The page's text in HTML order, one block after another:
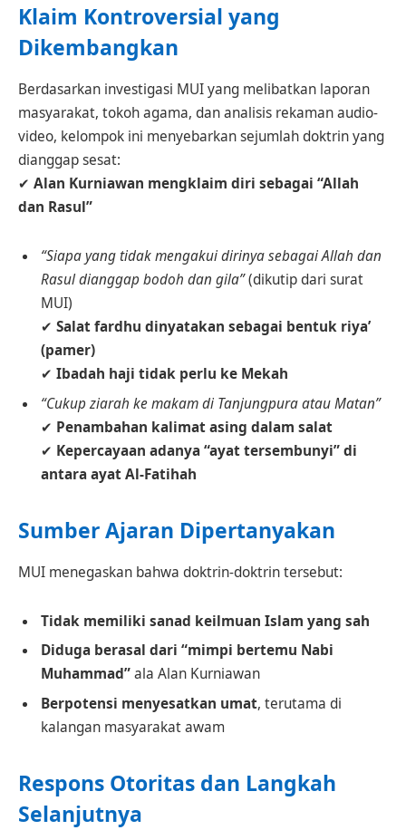
Klaim Kontroversial yang
Dikembangkan
Berdasarkan investigasi MUI yang melibatkan laporan
masyarakat, tokoh agama, dan analisis rekaman audio-
video, kelompok ini menyebarkan sejumlah doktrin yang
dianggap sesat:
✔ Alan Kurniawan mengklaim diri sebagai “Allah
dan Rasul”
“Siapa yang tidak mengakui dirinya sebagai Allah dan
Rasul dianggap bodoh dan gila”(dikutip dari surat
MUI)
✔ Salat fardhu dinyatakan sebagai bentuk riya’
(pamer)
✔ Ibadah haji tidak perlu ke Mekah
“Cukup ziarah ke makam di Tanjungpura atau Matan”
✔ Penambahan kalimat asing dalam salat
✔ Kepercayaan adanya “ayat tersembunyi” di
antara ayat Al-Fatihah
Sumber Ajaran Dipertanyakan
MUI menegaskan bahwa doktrin-doktrin tersebut:
Tidak memiliki sanad keilmuan Islam yang sah
Diduga berasal dari “mimpi bertemu Nabi
Muhammad”ala Alan Kurniawan
Berpotensi menyesatkan umat, terutama di
kalangan masyarakat awam
Respons Otoritas dan Langkah
Selanjutnya